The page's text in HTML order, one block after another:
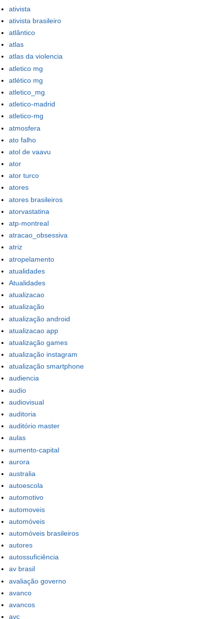
ativista
ativista brasileiro
atlântico
atlas
atlas da violencia
atletico mg
atlético mg
atletico_mg
atletico-madrid
atletico-mg
atmosfera
ato falho
atol de vaavu
ator
ator turco
atores
atores brasileiros
atorvastatina
atp-montreal
atracao_obsessiva
atriz
atropelamento
atualidades
Atualidades
atualizacao
atualização
atualização android
atualizacao app
atualização games
atualização instagram
atualização smartphone
audiencia
audio
audiovisual
auditoria
auditório master
aulas
aumento-capital
aurora
australia
autoescola
automotivo
automoveis
automóveis
automóveis brasileiros
autores
autossuficiência
av brasil
avaliação governo
avanco
avancos
avc